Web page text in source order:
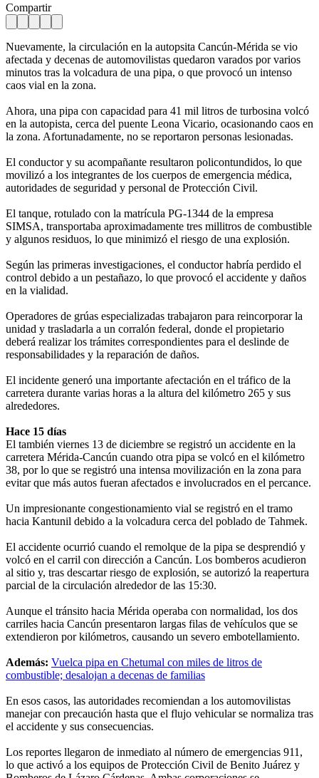
Compartir
Nuevamente, la circulación en la autopsita Cancún-Mérida se vio
afectada y decenas de automovilistas quedaron varados por varios
minutos tras la volcadura de una pipa, o que provocó un intenso
caos vial en la zona.
Ahora, una pipa con capacidad para 41 mil litros de turbosina volcó
en la autopista, cerca del puente Leona Vicario, ocasionando caos en
la zona. Afortunadamente, no se reportaron personas lesionadas.
El conductor y su acompañante resultaron policontundidos, lo que
movilizó a los integrantes de los cuerpos de emergencia médica,
autoridades de seguridad y personal de Protección Civil.
El tanque, rotulado con la matrícula PG-1344 de la empresa
SIMSA, transportaba aproximadamente tres millitros de combustible
y algunos residuos, lo que minimizó el riesgo de una explosión.
Según las primeras investigaciones, el conductor habría perdido el
control debido a un pestañazo, lo que provocó el accidente y daños
en la vialidad.
Operadores de grúas especializadas trabajaron para reincorporar la
unidad y trasladarla a un corralón federal, donde el propietario
deberá realizar los trámites correspondientes para el deslinde de
responsabilidades y la reparación de daños.
El incidente generó una importante afectación en el tráfico de la
carretera durante varias horas a la altura del kilómetro 265 y sus
alrededores.
Hace 15 días
El también viernes 13 de diciembre se registró un accidente en la
carretera Mérida-Cancún cuando otra pipa se volcó en el kilómetro
38, por lo que se registró una intensa movilización en la zona para
evitar que más autos fueran afectados e involucrados en el percance.
Un impresionante congestionamiento vial se registró en el tramo
hacia Kantunil debido a la volcadura cerca del poblado de Tahmek.
El accidente ocurrió cuando el remolque de la pipa se desprendió y
volcó en el carril con dirección a Cancún. Los bomberos acudieron
al sitio y, tras descartar riesgo de explosión, se autorizó la reapertura
parcial de la circulación alrededor de las 15:30.
Aunque el tránsito hacia Mérida operaba con normalidad, los dos
carriles hacia Cancún presentaron largas filas de vehículos que se
extendieron por kilómetros, causando un severo embotellamiento.
Además: Vuelca pipa en Chetumal con miles de litros de
combustible; desalojan a decenas de familias
En esos casos, las autoridades recomiendan a los automovilistas
manejar con precaución hasta que el flujo vehicular se normaliza tras
el accidente y sus consecuencias.
Los reportes llegaron de inmediato al número de emergencias 911,
lo que activó a los equipos de Protección Civil de Benito Juárez y